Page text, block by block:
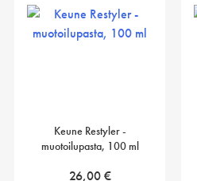
Keune Restyler -
muotoilupasta, 100 ml
26,00€